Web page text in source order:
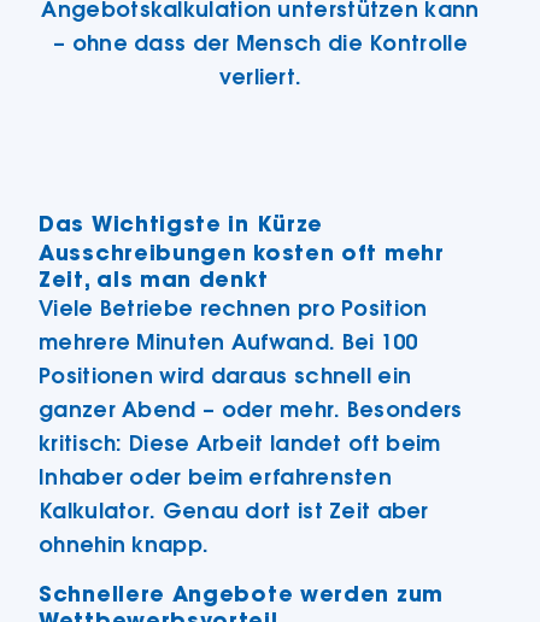
Angebotskalkulation unterstützen kann
– ohne dass der Mensch die Kontrolle
verliert.
Das Wichtigste in Kürze
Ausschreibungen kosten oft mehr
Zeit, als man denkt
Viele Betriebe rechnen pro Position
mehrere Minuten Aufwand. Bei 100
Positionen wird daraus schnell ein
ganzer Abend – oder mehr. Besonders
kritisch: Diese Arbeit landet oft beim
Inhaber oder beim erfahrensten
Kalkulator. Genau dort ist Zeit aber
ohnehin knapp.
Schnellere Angebote werden zum